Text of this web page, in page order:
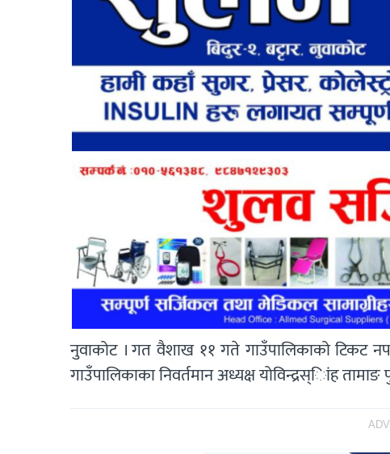
नुवाकोट । गत वैशाख ११ गते गाउँपालिकाको टिकट
गाउँपालिकाका निवर्तमान अध्यक्ष योविन्द्रस्ािंह